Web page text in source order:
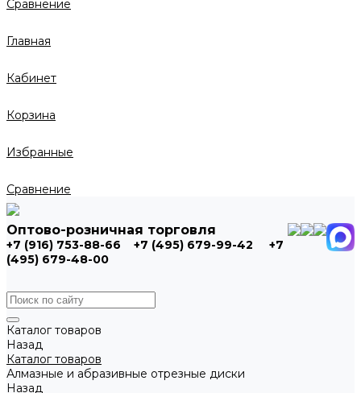
Сравнение
Главная
Кабинет
Корзина
Избранные
Сравнение
Оптово-розничная торговля
+7 (916) 753-88-66 +7 (495) 679-99-42
+7
(495) 679-48-00
Каталог товаров
Назад
Каталог товаров
Алмазные и абразивные отрезные диски
Назад